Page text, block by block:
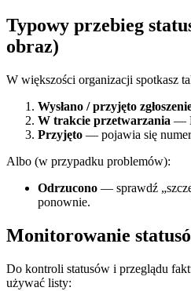
Typowy przebieg
obraz)
W większości organizacji spotkasz
Wysłano / przyjęto
W trakcie przetwarzania —
Przyjęto — pojawia się
Albo (w przypadku problemów):
Odrzucono — sprawdź
ponownie.
Monitorowanie
Do kontroli statusów i przeglądu
używać listy: